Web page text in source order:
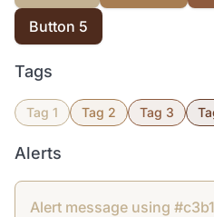
Button 5
Tags
Tag 1 Tag 2 Tag 3
Alerts
Alert message using